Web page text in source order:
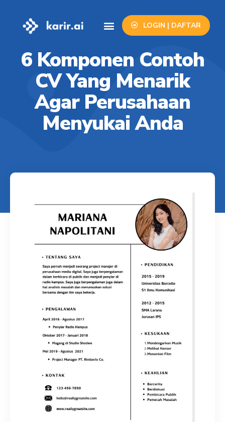
LOGIN | DAFTAR
6 Komponen Contoh
CV Yang Menarik
Agar Perusahaan
Menyukai Anda